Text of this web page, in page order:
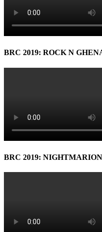
BRC 2019: ROCK N
BRC 2019: NIGHTMARION